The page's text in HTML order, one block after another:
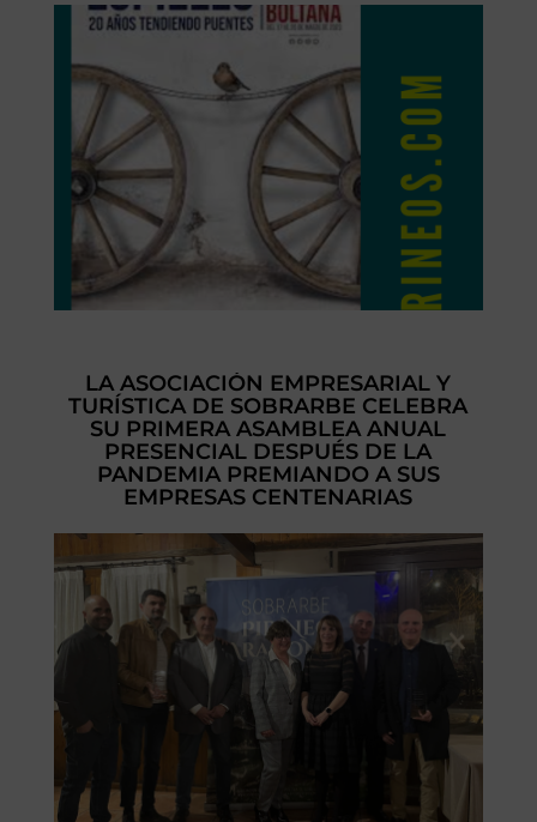
LA ASOCIACIÓN EMPRESARIAL Y
TURÍSTICA DE SOBRARBE CELEBRA
SU PRIMERA ASAMBLEA ANUAL
PRESENCIAL DESPUÉS DE LA
PANDEMIA PREMIANDO A SUS
EMPRESAS CENTENARIAS